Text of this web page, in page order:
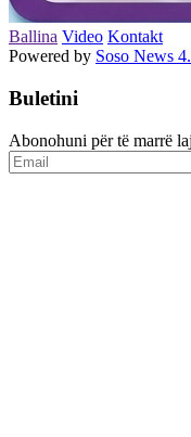
Ballina Video Kontakt
Powered by Soso News
Buletini
Abonohuni për të marrë